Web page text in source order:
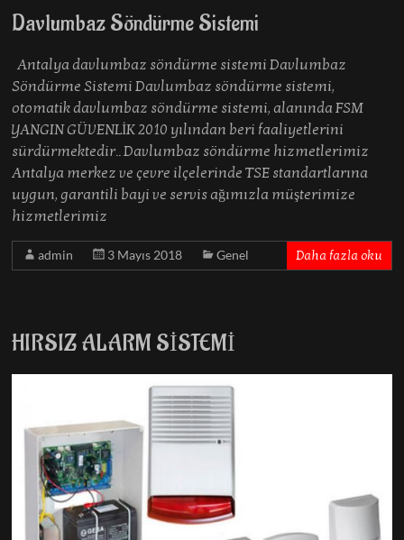
Davlumbaz Söndürme Sistemi
Antalya davlumbaz söndürme sistemi Davlumbaz
Söndürme Sistemi Davlumbaz söndürme sistemi,
otomatik davlumbaz söndürme sistemi, alanında FSM
YANGIN GÜVENLİK 2010 yılından beri faaliyetlerini
sürdürmektedir.. Davlumbaz söndürme hizmetlerimiz
Antalya merkez ve çevre ilçelerinde TSE standartlarına
uygun, garantili bayi ve servis ağımızla müşterimize
hizmetlerimiz
admin 3 Mayıs 2018 Genel Daha fazla oku
HIRSIZ ALARM SİSTEMİ